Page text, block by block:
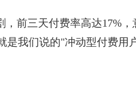
前三天付费率高达17%，
是我们说的"冲动型付费用